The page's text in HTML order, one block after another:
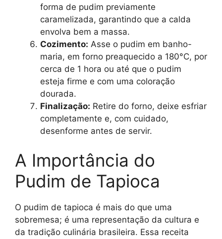
forma de pudim previamente
caramelizada, garantindo que a calda
envolva bem a massa.
Cozimento: Asse o pudim em banho-
maria, em forno preaquecido a 180°C, por
cerca de 1 hora ou até que o pudim
esteja firme e com uma coloração
dourada.
Finalização: Retire do forno, deixe esfriar
completamente e, com cuidado,
desenforme antes de servir.
A Importância do
Pudim de Tapioca
O pudim de tapioca é mais do que uma
sobremesa; é uma representação da cultura e
da tradição culinária brasileira. Essa receita